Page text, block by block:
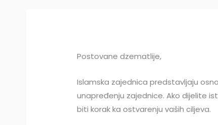
Postovane dzematlije,
Islamska zajednica predstavljaju
unapređenju zajednice. Ako dijelite
biti korak ka ostvarenju vaših ciljeva.